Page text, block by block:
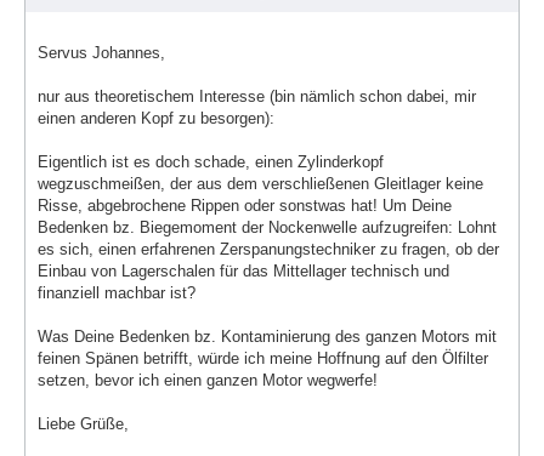
Servus Johannes,
nur aus theoretischem Interesse (bin nämlich schon dabei, mir
einen anderen Kopf zu besorgen):
Eigentlich ist es doch schade, einen Zylinderkopf
wegzuschmeißen, der aus dem verschließenen Gleitlager keine
Risse, abgebrochene Rippen oder sonstwas hat! Um Deine
Bedenken bz. Biegemoment der Nockenwelle aufzugreifen: Lohnt
es sich, einen erfahrenen Zerspanungstechniker zu fragen, ob der
Einbau von Lagerschalen für das Mittellager technisch und
finanziell machbar ist?
Was Deine Bedenken bz. Kontaminierung des ganzen Motors mit
feinen Spänen betrifft, würde ich meine Hoffnung auf den Ölfilter
setzen, bevor ich einen ganzen Motor wegwerfe!
Liebe Grüße,